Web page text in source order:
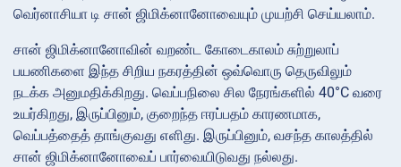
வெர்னாசியா டி சான் ஜிமிக்னானோவையும் முயற்சி செய்யலாம்.
சான் ஜிமிக்னானோவின் வறண்ட கோடைகாலம் சுற்றுலாப்
பயணிகளை இந்த சிறிய நகரத்தின் ஒவ்வொரு தெருவிலும்
நடக்க அனுமதிக்கிறது. வெப்பநிலை சில நேரங்களில் 40°C வரை
உயர்கிறது, இருப்பினும், குறைந்த ஈரப்பதம் காரணமாக,
வெப்பத்தைத் தாங்குவது எளிது. இருப்பினும், வசந்த காலத்தில்
சான் ஜிமிக்னானோவைப் பார்வையிடுவது நல்லது.